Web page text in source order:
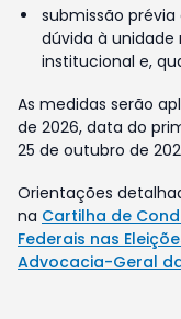
submissão
dúvida à
institucional e,
As medidas serão
de 2026, data do
25 de outubro de
Orientações
na Cartilha de
Federais nas
Advocacia-Geral